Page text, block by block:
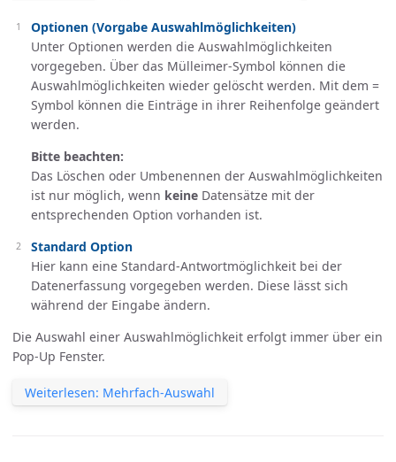
Optionen (Vorgabe Auswahlmöglichkeiten)
Unter Optionen werden die Auswahlmöglichkeiten
vorgegeben. Über das Mülleimer-Symbol können die
Auswahlmöglichkeiten wieder gelöscht werden. Mit dem =
Symbol können die Einträge in ihrer Reihenfolge geändert
werden.
Bitte beachten:
Das Löschen oder Umbenennen der Auswahlmöglichkeiten
ist nur möglich, wenn keine Datensätze mit der
entsprechenden Option vorhanden ist.
Standard Option
Hier kann eine Standard-Antwortmöglichkeit bei der
Datenerfassung vorgegeben werden. Diese lässt sich
während der Eingabe ändern.
Die Auswahl einer Auswahlmöglichkeit erfolgt immer über ein
Pop-Up Fenster.
Weiterlesen: Mehrfach-Auswahl